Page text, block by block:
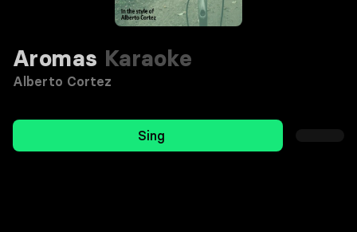
Aromas Karaoke
Alberto Cortez
Sing